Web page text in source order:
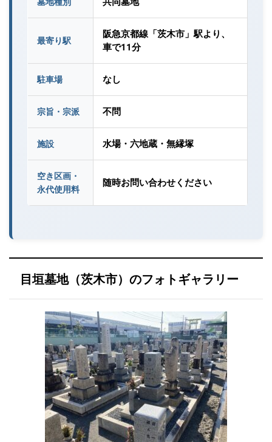
最寄り駅
阪急京都線「茨木市」駅より、
車で11分
駐車場 なし
宗旨・宗派 不問
施設 水場・六地蔵・無縁塚
空き区画・
永代使用料
随時お問い合わせください
目垣墓地（茨木市）のフォトギャラリー